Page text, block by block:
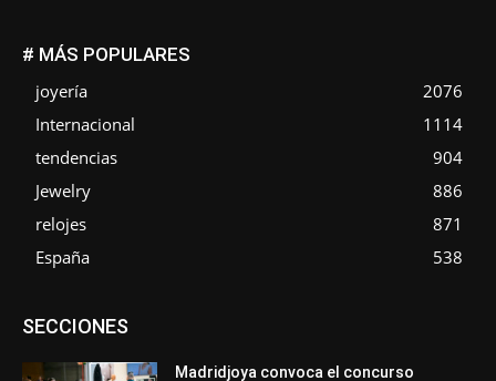
# MÁS POPULARES
joyería
2076
Internacional
1114
tendencias
904
Jewelry
886
relojes
871
España
538
SECCIONESAsociaciones
Entrevistas
Mundo Técnico
Novedades Opiniones
Perspectiva
Madridjoya convoca el concurso